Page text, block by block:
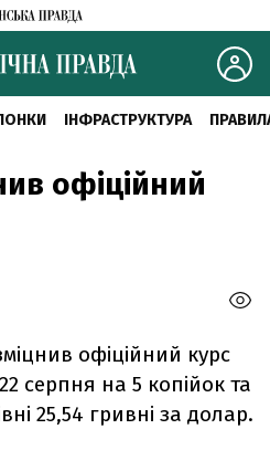
ІНФРАСТРУКТУРА
офіційний
офіційний курс
серпня на 5 копійок та
25,54 гривні за долар.